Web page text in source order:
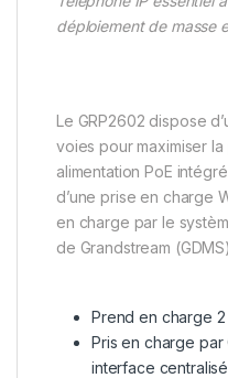
déploiement de masse
Le GRP2602 dispose
voies pour maximiser
alimentation PoE
d’une prise en charge
en charge par le
de Grandstream
Prend en charge
Pris en charge par
interface